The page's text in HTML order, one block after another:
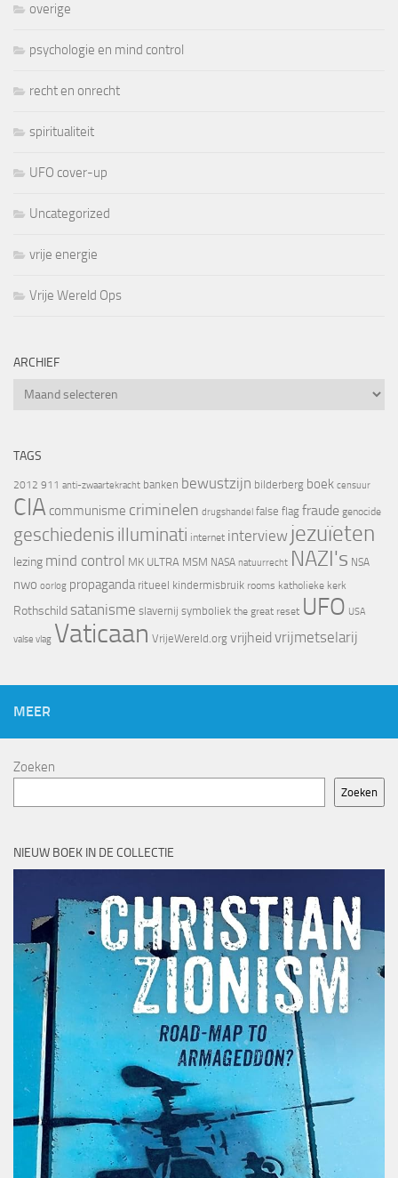
overige
psychologie en mind control
recht en onrecht
spiritualiteit
UFO cover-up
Uncategorized
vrije energie
Vrije Wereld Ops
ARCHIEF
Archief
TAGS
2012 911 anti-zwaartekracht banken bewustzijn bilderberg boek censuur
CIA communisme criminelen drugshandel false flag fraude genocide
geschiedenis illuminati internet interview jezuïeten
lezing mind control MK ULTRA MSM NASA natuurrecht NAZI's NSA
nwo oorlog propaganda ritueel kindermisbruik rooms katholieke kerk
Rothschild satanisme slavernij symboliek the great reset UFO USA
valse vlag Vaticaan VrijeWereld.org vrijheid vrijmetselarij
MEER
Zoeken
Zoeken
NIEUW BOEK IN DE COLLECTIE